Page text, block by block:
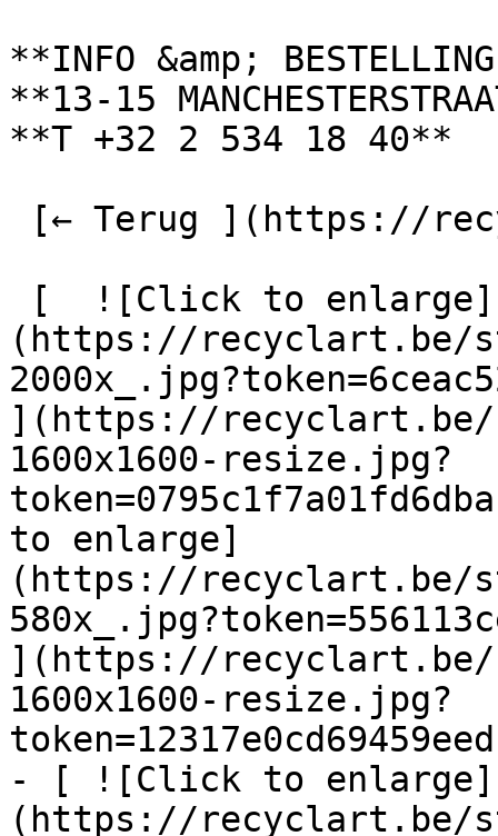
**INFO &amp;
**13-15
**T +32 2 534 18 40**
(https://recyclart.be/
](https://
1600x1600-resize.jpg?
to enlarge]
(https://recyclart.be/
](https://
1600x1600-resize.jpg?
- [ ![Click to enlarge]
(https://recyclart.be/